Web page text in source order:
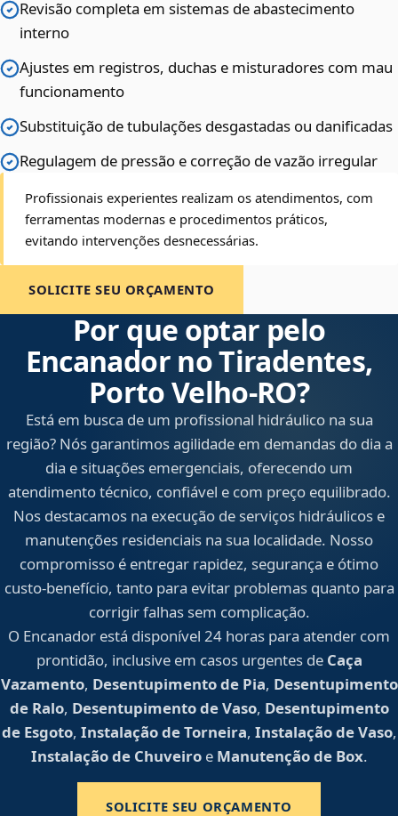
Revisão completa em sistemas de abastecimento
interno
Ajustes em registros, duchas e misturadores com mau
funcionamento
Substituição de tubulações desgastadas ou danificadas
Regulagem de pressão e correção de vazão irregular
Profissionais experientes realizam os atendimentos, com
ferramentas modernas e procedimentos práticos,
evitando intervenções desnecessárias.
SOLICITE SEU ORÇAMENTO
Por que optar pelo
Encanador no Tiradentes,
Porto Velho‑RO?
Está em busca de um profissional hidráulico na sua
região? Nós garantimos agilidade em demandas do dia a
dia e situações emergenciais, oferecendo um
atendimento técnico, confiável e com preço equilibrado.
Nos destacamos na execução de serviços hidráulicos e
manutenções residenciais na sua localidade. Nosso
compromisso é entregar rapidez, segurança e ótimo
custo-benefício, tanto para evitar problemas quanto para
corrigir falhas sem complicação.
O Encanador está disponível 24 horas para atender com
prontidão, inclusive em casos urgentes de Caça
Vazamento, Desentupimento de Pia, Desentupimento
de Ralo, Desentupimento de Vaso, Desentupimento
de Esgoto, Instalação de Torneira, Instalação de Vaso,
Instalação de Chuveiroe Manutenção de Box.
SOLICITE SEU ORÇAMENTO